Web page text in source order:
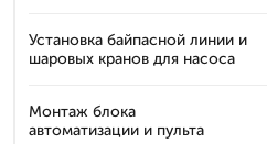
Установка байпасной линии и
шаровых кранов для насоса
Монтаж блока
автоматизации и пульта